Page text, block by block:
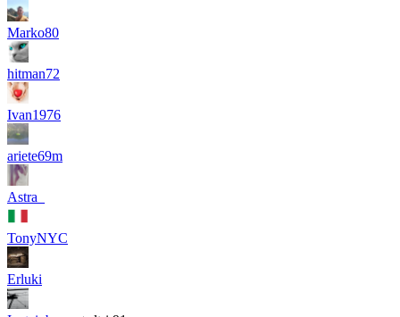
Marko80
hitman72
Ivan1976
ariete69m
Astra_
TonyNYC
Erluki